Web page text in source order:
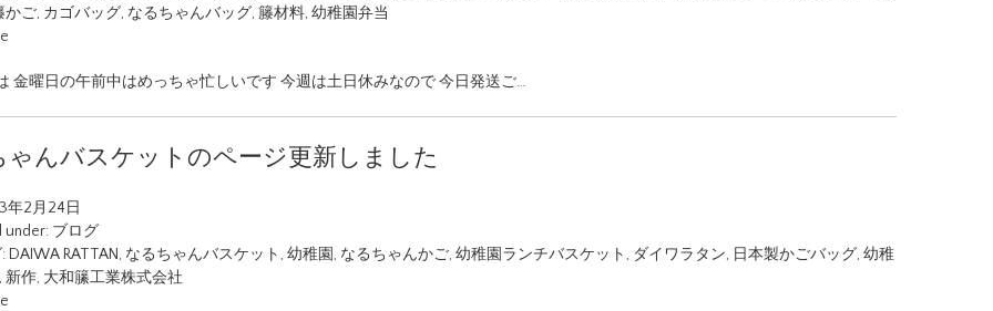
かご, カゴバッグ, なるちゃんバッグ, 籐材料, 幼稚園弁当
金曜日の午前中はめっちゃ忙しいです 今週は土日休みなので 今日発送ご…
ゃんバスケットのページ更新しました
年2月24日
under: ブログ
DAIWA RATTAN, なるちゃんバスケット , 幼稚園, なるちゃんかご, 幼稚園ランチバスケット , ダイワラタン, 日本製かごバッグ, 幼稚
新作, 大和籘工業株式会社